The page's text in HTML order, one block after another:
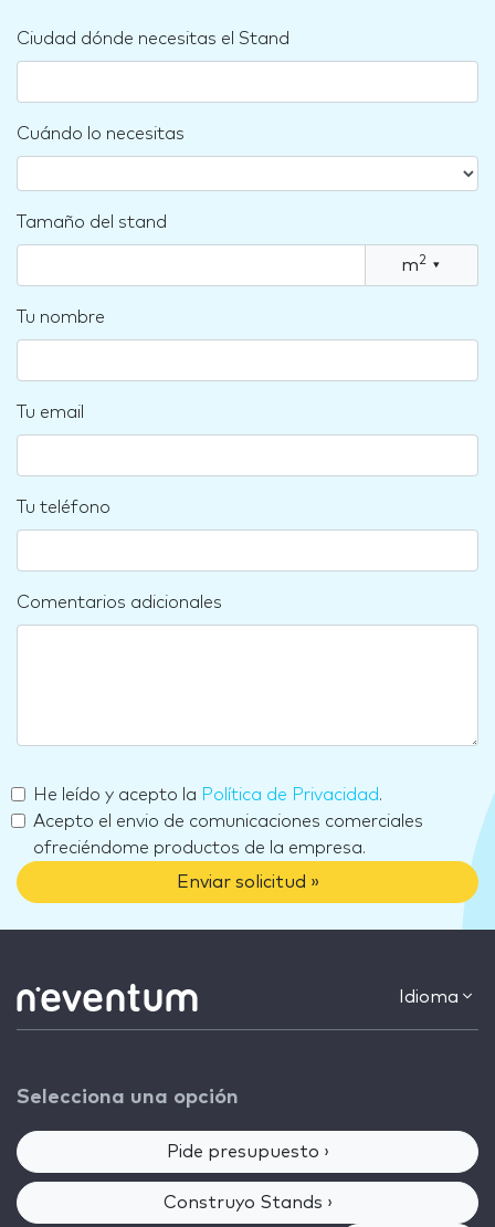
Ciudad dónde necesitas el Stand
Cuándo lo necesitas
Tamaño del stand
m2 ▾
Tu nombre
Tu email
Tu teléfono
Comentarios adicionales
He leído y acepto la Política de Privacidad.
Acepto el envio de comunicaciones comerciales
ofreciéndome productos de la empresa.
Enviar solicitud »
Idioma
Selecciona una opción
Pide presupuesto ›
Construyo Stands ›